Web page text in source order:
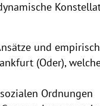
und
(Oder),
Ordnungen